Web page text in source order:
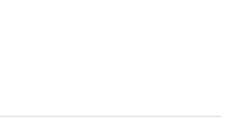
window